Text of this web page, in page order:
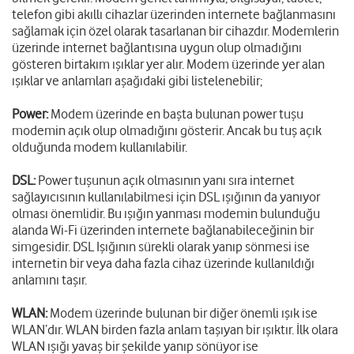
telefon gibi akıllı cihazlar üzerinden internete bağlanmasını
sağlamak için özel olarak tasarlanan bir cihazdır. Modemlerin
üzerinde internet bağlantısına uygun olup olmadığını
gösteren birtakım ışıklar yer alır. Modem üzerinde yer alan
ışıklar ve anlamları aşağıdaki gibi listelenebilir;
Power:Modem üzerinde en başta bulunan power tuşu
modemin açık olup olmadığını gösterir. Ancak bu tuş açık
olduğunda modem kullanılabilir.
DSL:Power tuşunun açık olmasının yanı sıra internet
sağlayıcısının kullanılabilmesi için DSL ışığının da yanıyor
olması önemlidir. Bu ışığın yanması modemin bulunduğu
alanda Wi-Fi üzerinden internete bağlanabileceğinin bir
simgesidir. DSL Işığının sürekli olarak yanıp sönmesi ise
internetin bir veya daha fazla cihaz üzerinde kullanıldığı
anlamını taşır.
WLAN:Modem üzerinde bulunan bir diğer önemli ışık ise
WLAN’dır. WLAN birden fazla anlam taşıyan bir ışıktır. İlk olara
WLAN ışığı yavaş bir şekilde yanıp sönüyor ise